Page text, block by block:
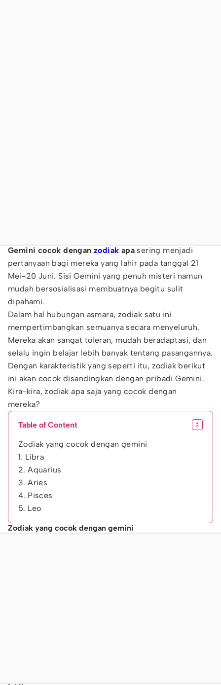
Gemini cocok dengan zodiak apa sering menjadi
pertanyaan bagi mereka yang lahir pada tanggal 21
Mei-20 Juni. Sisi Gemini yang penuh misteri namun
mudah bersosialisasi membuatnya begitu sulit
dipahami.
Dalam hal hubungan asmara, zodiak satu ini
mempertimbangkan semuanya secara menyeluruh.
Mereka akan sangat toleran, mudah beradaptasi, dan
selalu ingin belajar lebih banyak tentang pasangannya.
Dengan karakteristik yang seperti itu, zodiak berikut
ini akan cocok disandingkan dengan pribadi Gemini.
Kira-kira, zodiak apa saja yang cocok dengan
mereka?
Table of Content
Zodiak yang cocok dengan gemini
1. Libra
2. Aquarius
3. Aries
4. Pisces
5. Leo
Zodiak yang cocok dengan gemini